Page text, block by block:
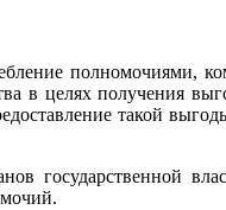
полномочиями,
в целях получения
такой
государственной